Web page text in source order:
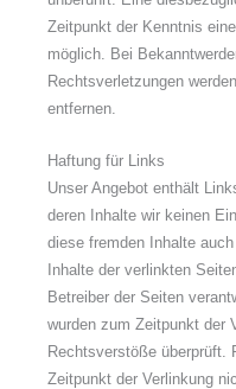
Zeitpunkt der Kenntnis
möglich. Bei
Rechtsverletzungen
entfernen.
Haftung für Links
Unser Angebot enthält
deren Inhalte wir keinen
diese fremden Inhalte
Inhalte der verlinkten
Betreiber der Seiten
wurden zum Zeitpunkt der
Rechtsverstöße überprüft.
Zeitpunkt der Verlinkung